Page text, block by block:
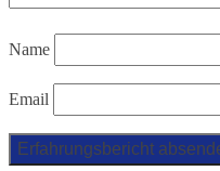
Name
Email